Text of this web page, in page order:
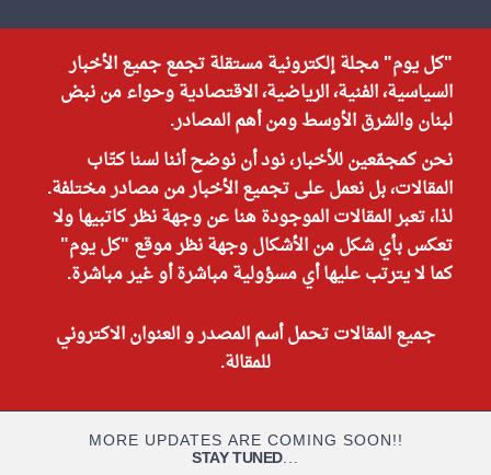
"كل يوم" مجلة إلكترونية مستقلة تجمع جميع الأخبار
السياسية، الفنية، الرياضية، الاقتصادية وحواء من نبض
لبنان والشرق الأوسط ومن أهم المصادر.
نحن كمجمّعين للأخبار، نود أن نوضح أننا لسنا كتّاب
المقالات، بل نعمل على تجميع الأخبار من مصادر مختلفة.
لذا، تعبر المقالات الموجودة هنا عن وجهة نظر كاتبيها ولا
تعكس بأي شكل من الأشكال وجهة نظر موقع "كل يوم"
كما لا يترتب عليها أي مسؤولية مباشرة أو غير مباشرة.
جميع المقالات تحمل أسم المصدر و العنوان الاكتروني
للمقالة.
MORE UPDATES ARE COMING SOON!!
STAY TUNED...